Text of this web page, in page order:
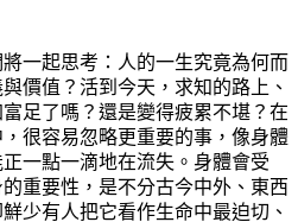
一起思考：人的一生究竟為何而
價值？活到今天，求知的路上、
足了嗎？還是變得疲累不堪？在
很容易忽略更重要的事，像身體
一點一滴地在流失。身體會受
重要性，是不分古今中外、東西
少有人把它看作生命中最迫切、